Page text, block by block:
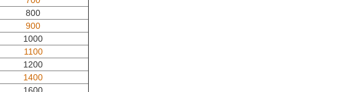
800
900
1000
1100
1200
1400